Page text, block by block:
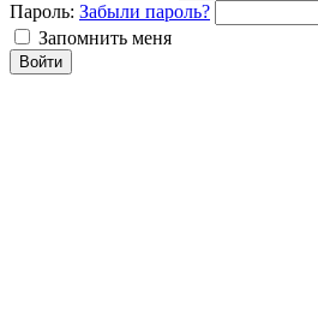
Пароль: Забыли пароль?
Запомнить меня